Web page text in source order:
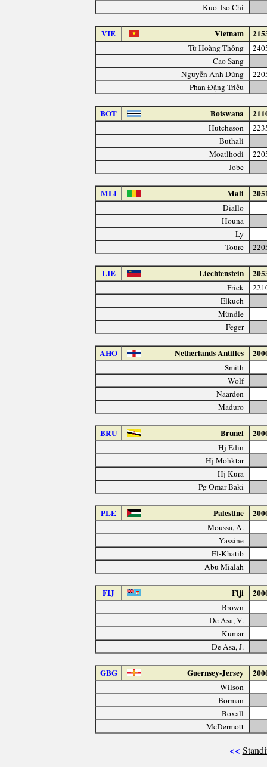
Kuo Tso Chi
VIE Vietnam
Từ Hoàng Thông
Cao Sang
Nguyễn Anh Dũng
Phan Đặng Triều
BOT Botswana
Hutcheson
Buthali
Moatlhodi
Jobe
MLI Mali
Diallo
Houna
Ly
Toure
LIE Liechtenstein
Frick
Elkuch
Mündle
Feger
AHO Netherlands Antilles
Smith
Wolf
Naarden
Maduro
BRU Brunei
Hj Edin
Hj Mohktar
Hj Kura
Pg Omar Baki
PLE Palestine
Moussa, A.
Yassine
El-Khatib
Abu Mialah
FIJ Fiji
Brown
De Asa, V.
Kumar
De Asa, J.
GBG Guernsey-Jersey
Wilson
Borman
Boxall
McDermott
<<